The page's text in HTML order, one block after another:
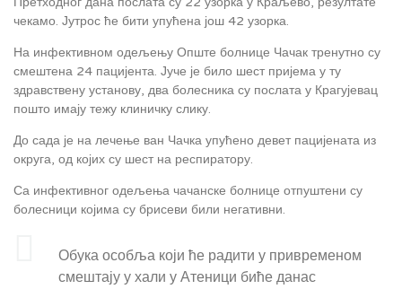
чекамо. Јутрос ће бити упућена још 42 узорка.
На инфективном одељењу Опште болнице Чачак тренутно су
смештена 24 пацијента. Јуче је било шест пријема у ту
здравствену установу, два болесника су послата у Крагујевац
пошто имају тежу клиничку слику.
До сада је на лечење ван Чачка упућено девет пацијената из
округа, од којих су шест на респиратору.
Са инфективног одељења чачанске болнице отпуштени су
болесници којима су брисеви били негативни.
Обука особља који ће радити у привременом
смештају у хали у Атеници биће данас